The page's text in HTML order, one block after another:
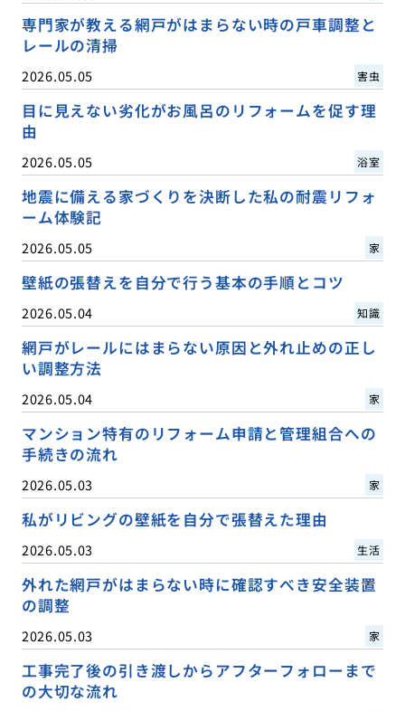
専門家が教える網戸がはまらない時の戸車調整と
レールの清掃
2026.05.05 害虫
目に見えない劣化がお風呂のリフォームを促す理
由
2026.05.05 浴室
地震に備える家づくりを決断した私の耐震リフォ
ーム体験記
2026.05.05 家
壁紙の張替えを自分で行う基本の手順とコツ
2026.05.04 知識
網戸がレールにはまらない原因と外れ止めの正し
い調整方法
2026.05.04 家
マンション特有のリフォーム申請と管理組合への
手続きの流れ
2026.05.03 家
私がリビングの壁紙を自分で張替えた理由
2026.05.03 生活
外れた網戸がはまらない時に確認すべき安全装置
の調整
2026.05.03 家
工事完了後の引き渡しからアフターフォローまで
の大切な流れ